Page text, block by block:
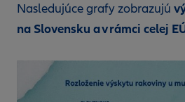
Nasledujúce grafy zobrazujú
na Slovensku a v rámci celej